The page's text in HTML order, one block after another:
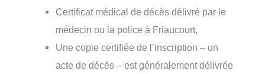
Certificat médical de décès délivré par le
médecin ou la police à Friaucourt,
Une copie certifiée de l’inscription – un
acte de décès – est généralement délivrée